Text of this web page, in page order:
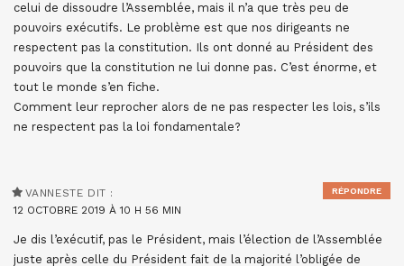
celui de dissoudre l’Assemblée, mais il n’a que très peu de
pouvoirs exécutifs. Le problème est que nos dirigeants ne
respectent pas la constitution. Ils ont donné au Président des
pouvoirs que la constitution ne lui donne pas. C’est énorme, et
tout le monde s’en fiche.
Comment leur reprocher alors de ne pas respecter les lois, s’ils
ne respectent pas la loi fondamentale?
VANNESTE DIT :
12 OCTOBRE 2019 À 10 H 56 MIN
Je dis l’exécutif, pas le Président, mais l’élection de l’Assemblée
juste après celle du Président fait de la majorité l’obligée de
RÉPONDRE